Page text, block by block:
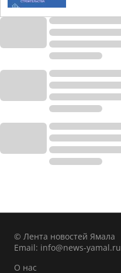
© Лента новостей Ямала
Email: info@news-yamal.ru
О нас